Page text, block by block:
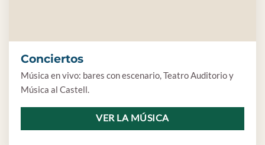
Conciertos
Música en vivo: bares con escenario, Teatro Auditorio y
Música al Castell.
VER LA MÚSICA